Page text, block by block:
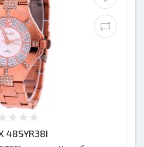
48SYR38I